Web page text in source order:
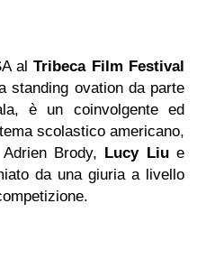
alTribeca Film Festival
standing ovation da parte
è un coinvolgente ed
scolastico americano,
Brody, Lucy Liue
da una giuria a livello